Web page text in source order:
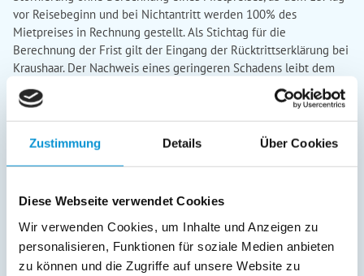
Zustimmung Details Über Cookies
Diese Webseite verwendet Cookies
Wir verwenden Cookies, um Inhalte und Anzeigen zu
personalisieren, Funktionen für soziale Medien anbieten
zu können und die Zugriffe auf unsere Website zu